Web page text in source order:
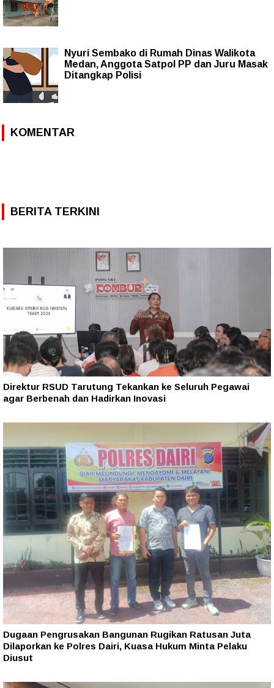
Nyuri Sembako di Rumah Dinas Walikota
Medan, Anggota Satpol PP dan Juru Masak
Ditangkap Polisi
KOMENTAR
BERITA TERKINI
Direktur RSUD Tarutung Tekankan ke Seluruh Pegawai
agar Berbenah dan Hadirkan Inovasi
Dugaan Pengrusakan Bangunan Rugikan Ratusan Juta
Dilaporkan ke Polres Dairi, Kuasa Hukum Minta Pelaku
Diusut